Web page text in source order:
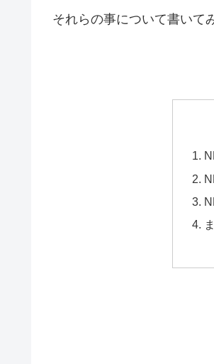
それらの事について書いて